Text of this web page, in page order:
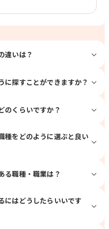
違いは？
に探すことができますか？
のくらいですか？
種をどのように選ぶと良い
る職種・職業は？
にはどうしたらいいです